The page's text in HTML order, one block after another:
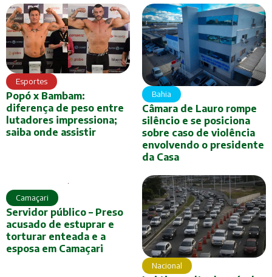
Esportes
Popó x Bambam:
diferença de peso entre
lutadores impressiona;
saiba onde assistir
Bahia
Câmara de Lauro rompe
silêncio e se posiciona
sobre caso de violência
envolvendo o presidente
da Casa
Camaçari
Servidor público – Preso
acusado de estuprar e
torturar enteada e a
esposa em Camaçari
Nacional